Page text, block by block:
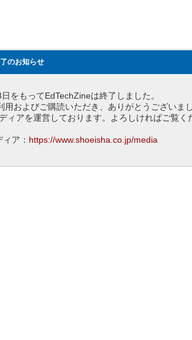
のお知らせ
をもってEdTechZineは終了しました。
およびご購読いただき、ありがとうございまし
ィアを運営しております。よろしければご覧く
ア： https://www.shoeisha.co.jp/media